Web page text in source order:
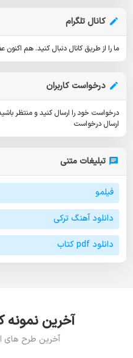
کانال تلگرام
ما را از طریق کانال دنبال کنید. هم اکنون
درخواست کاربران
درخواست خود را ارسال کنید و منتظر
ارسال درخواست
تبلیغات متنی
فیلمو
دانلود آهنگ ترکی
دانلود pdf کتاب
آخرین نمونه
آخرین طرح های